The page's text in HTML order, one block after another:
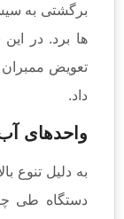
برگشتی به
تعویض ممبران
داد.
واحدهای آب
به دلیل تنوع
دستگاه طی